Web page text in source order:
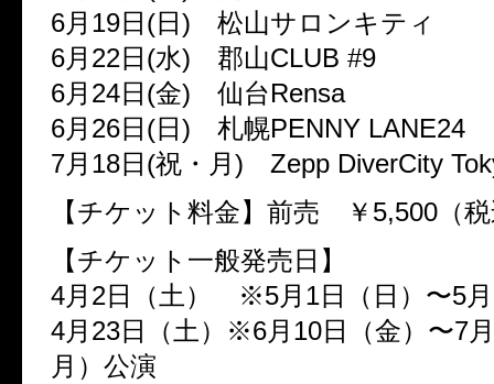
6月19日(日) 松山サロンキティ
6月22日(水) 郡山CLUB #9
6月24日(金) 仙台Rensa
6月26日(日) 札幌PENNY LANE24
7月18日(祝・月) Zepp DiverCity
【チケット料金】前売 ￥5,500（
【チケット一般発売日】
4月2日（土） ※5月1日（日）〜5月
4月23日（土）※6月10日（金）〜7
月）公演